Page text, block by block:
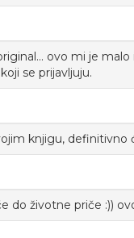
ovo mi je malo
se prijavljuju.
knjigu, definitivno
do životne priče :))